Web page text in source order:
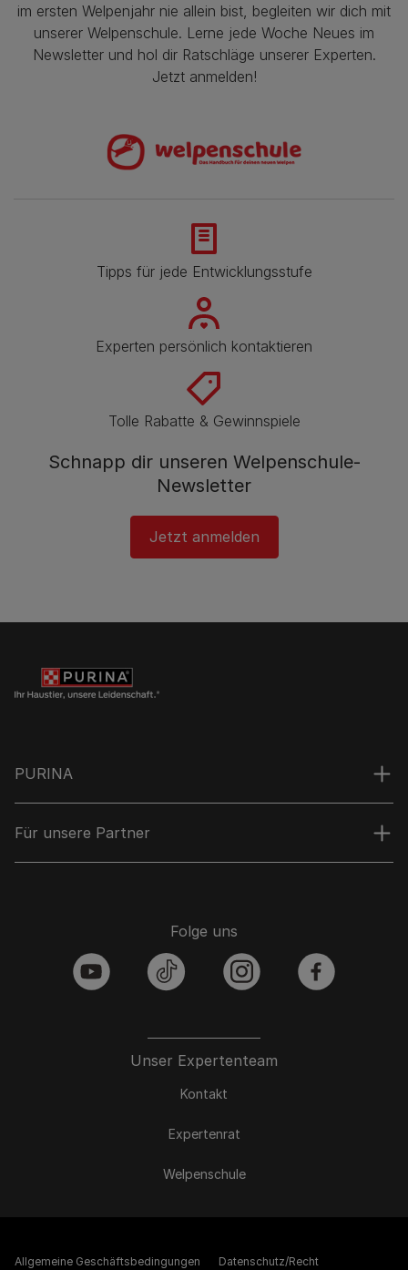
im ersten Welpenjahr nie allein bist, begleiten wir dich mit
unserer Welpenschule. Lerne jede Woche Neues im
Newsletter und hol dir Ratschläge unserer Experten.
Jetzt anmelden!
Tipps für jede Entwicklungsstufe
Experten persönlich kontaktieren
Tolle Rabatte & Gewinnspiele
Schnapp dir unseren Welpenschule-
Newsletter
Jetzt anmelden
PURINA
Für unsere Partner
Unser Expertenteam
Kontakt
Expertenrat
Welpenschule
Folge uns
youtube tiktok instagram facebook
Allgemeine Geschäftsbedingungen Datenschutz/Recht